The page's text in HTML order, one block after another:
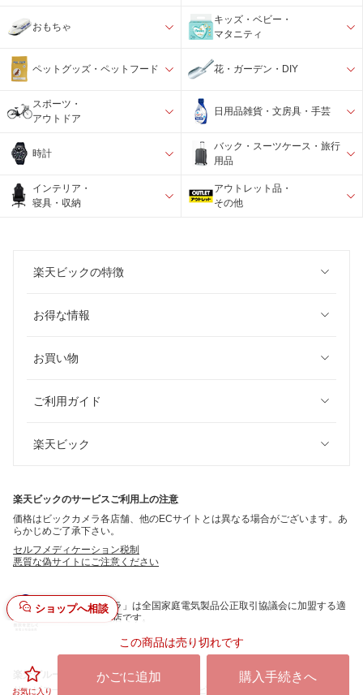
この商品は売り切れです
お気に入り
かごに追加 購入手続きへ
ショップへ相談
おもちゃ
キッズ・ベビー・
マタニティ
ペットグッズ・ペットフード 花・ガーデン・DIY
スポーツ・
アウトドア
日用品雑貨・文房具・手芸
時計
バック・スーツケース・旅行
用品
インテリア・
寝具・収納
アウトレット品・
その他
楽天ビックの特徴
お得な情報
お買い物
ご利用ガイド
楽天ビック
楽天ビックのサービスご利用上の注意
価格はビックカメラ各店舗、他のECサイトとは異なる場合がございます。あ
らかじめご了承下さい。
セルフメディケーション税制
悪質な偽サイトにご注意ください
「ビックカメラ」は全国家庭電気製品公正取引協議会に加盟する適
正な表示推進店です。
©Rakuten Bic
楽天グループ
サービス一覧